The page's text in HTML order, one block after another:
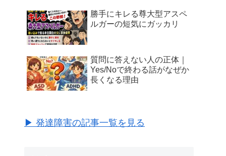
勝手にキレる尊大型アスペ
ルガーの短気にガッカリ
質問に答えない人の正体｜
Yes/Noで終わる話がなぜか
長くなる理由
▶ 発達障害の記事一覧を見る